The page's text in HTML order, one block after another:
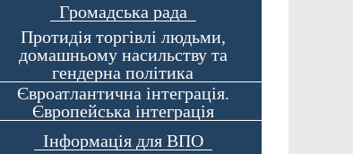
Громадська рада
Протидія торгівлі людьми,
домашньому насильству та
гендерна політика
Євроатлантична інтеграція.
Європейська інтеграція
Інформація для ВПО